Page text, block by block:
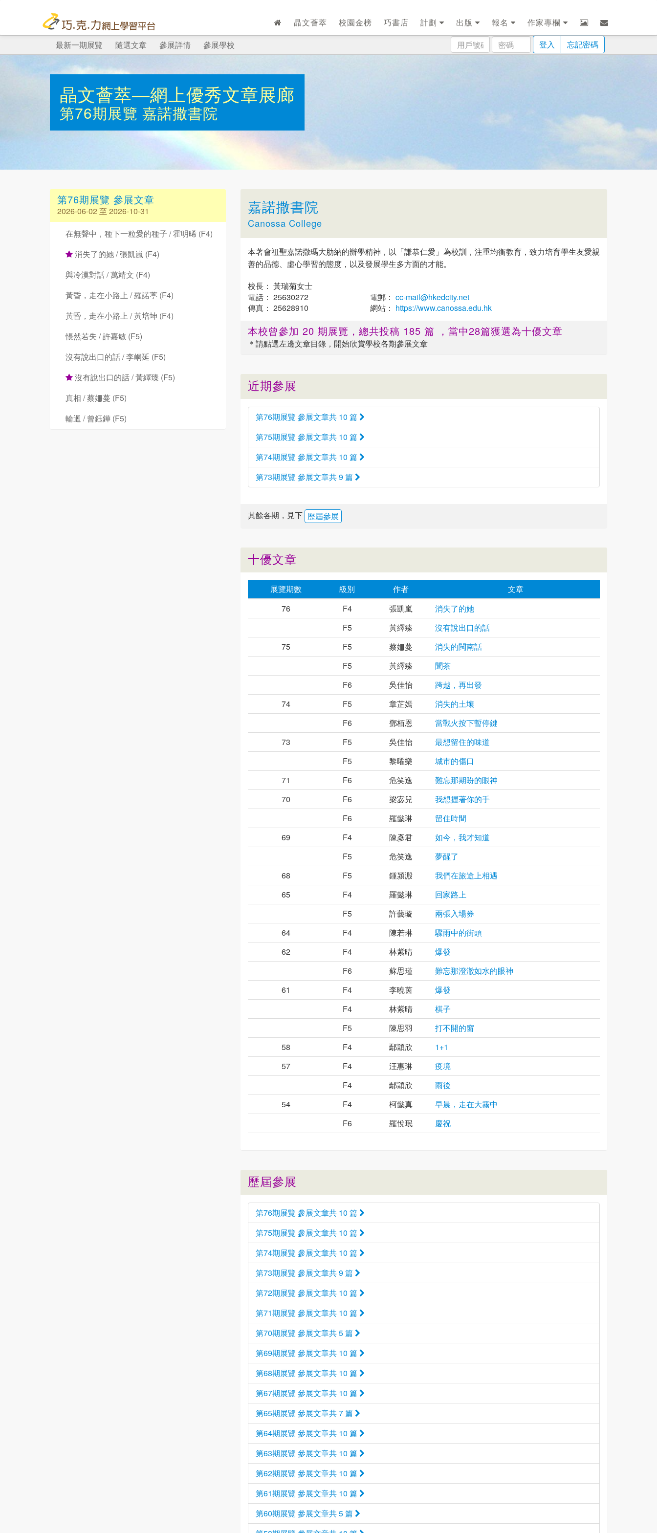
晶文薈萃 校園金榜 巧書店 計劃 出版 報名
作家專欄
用
戶
密
碼
登入 忘記密碼
最新一期展覽 隨選文章 參展詳情 參展學校
晶文薈萃—網上優秀文章展廊
第76期展覽 嘉諾撒書院
第76期展覽 參展文章
2026-06-02 至 2026-10-31
在無聲中，種下一粒愛的種子 / 霍明晞 (F4)
消失了的她 / 張凱嵐 (F4)
與冷漠對話 / 萬靖文 (F4)
黃昏，走在小路上 / 羅諾葶 (F4)
黃昏，走在小路上 / 黃培坤 (F4)
悵然若失 / 許嘉敏 (F5)
沒有說出口的話 / 李峒延 (F5)
沒有說出口的話 / 黃繹臻 (F5)
真相 / 蔡姍蔓 (F5)
輪迴 / 曾鈺鏵 (F5)
嘉諾撒書院
Canossa College
本著會祖聖嘉諾撒瑪大肋納的辦學精神，以「謙恭仁愛」為校訓，注重均衡教育，致力培育學生友愛親
善的品德、虛心學習的態度，以及發展學生多方面的才能。
校長： 黃瑞菊女士
電話： 25630272
傳真： 25628910
電郵： cc-mail@hkedcity.net
網站： https://www.canossa.edu.hk
本校曾參加 20 期展覽，總共投稿 185 篇 ，當中28篇獲選為十優文章
＊請點選左邊文章目錄，開始欣賞學校各期參展文章
近期參展
第76期展覽 參展文章共 10 篇
第75期展覽 參展文章共 10 篇
第74期展覽 參展文章共 10 篇
第73期展覽 參展文章共 9 篇
其餘各期，見下 歷屆參展
十優文章
展覽期數 級別 作者
文章
76
F4 張凱嵐
消失了的她
F5
黃繹臻
沒有說出口的話
75
F5 蔡姍蔓
消失的閩南話
F5
黃繹臻
聞茶
F6
吳佳怡
跨越，再出發
74
F5 章芷嫣
消失的土壤
F6
鄧栢恩
當戰火按下暫停鍵
73
F5 吳佳怡
最想留住的味道
F5
黎曜樂
城市的傷口
71
F6 危笑逸
難忘那期盼的眼神
70
F6 梁宓兒
我想握著你的手
F6
羅懿琳
留住時間
69
F4 陳彥君
如今，我才知道
F5
危笑逸
夢醒了
68
F5 鍾潁溵
我們在旅途上相遇
65
F4 羅懿琳
回家路上
F5
許藝璇
兩張入場券
64
F4 陳若琳
驟雨中的街頭
62
F4 林紫晴
爆發
F6
蘇思瑾
難忘那澄澈如水的眼神
61
F4 李曉茵
爆發
F4
林紫晴
棋子
F5
陳思羽
打不開的窗
58
F4 鄢穎欣
1+1
57
F4 汪惠琳
疫境
F4
鄢穎欣
雨後
54
F4 柯懿真
早晨，走在大霧中
F6
羅悅珉 慶祝
歷屆參展
第76期展覽 參展文章共 10 篇
第75期展覽 參展文章共 10 篇
第74期展覽 參展文章共 10 篇
第73期展覽 參展文章共 9 篇
第72期展覽 參展文章共 10 篇
第71期展覽 參展文章共 10 篇
第70期展覽 參展文章共 5 篇
第69期展覽 參展文章共 10 篇
第68期展覽 參展文章共 10 篇
第67期展覽 參展文章共 10 篇
第65期展覽 參展文章共 7 篇
第64期展覽 參展文章共 10 篇
第63期展覽 參展文章共 10 篇
第62期展覽 參展文章共 10 篇
第61期展覽 參展文章共 10 篇
第60期展覽 參展文章共 5 篇